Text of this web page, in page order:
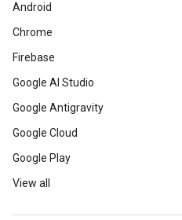
Android
Chrome
Firebase
Google AI Studio
Google Antigravity
Google Cloud
Google Play
View all